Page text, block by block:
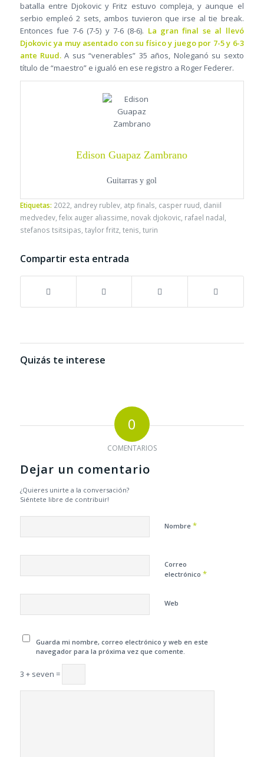
batalla entre Djokovic y Fritz estuvo compleja, y aunque el
serbio empleó 2 sets, ambos tuvieron que irse al tie break.
Entonces fue 7-6 (7-5) y 7-6 (8-6). La gran final se al llevó
Djokovic ya muy asentado con su físico y juego por 7-5 y 6-3
ante Ruud.A sus “venerables” 35 años, Noleganó su sexto
título de “maestro” e igualó en ese registro a Roger Federer.
Edison Guapaz Zambrano
Guitarras y gol
Etiquetas: 2022, andrey rublev, atp finals, casper ruud, daniil
medvedev, felix auger aliassime, novak djokovic, rafael nadal,
stefanos tsitsipas, taylor fritz, tenis, turin
Compartir esta entrada
Quizás te interese
0
COMENTARIOS
Dejar un comentario
¿Quieres unirte a la conversación?
Siéntete libre de contribuir!
Nombre *
Correo
electrónico *
Web
Guarda mi nombre, correo electrónico y web en este
navegador para la próxima vez que comente.
3 + seven =